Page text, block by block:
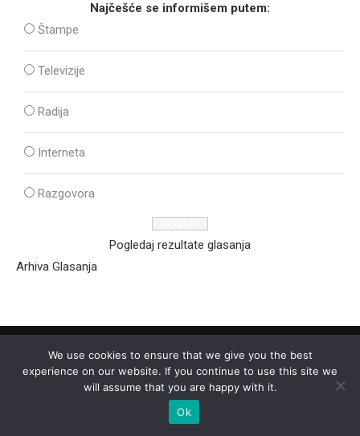
Najčešće se informišem putem:
Štampe
Televizije
Radija
Interneta
Razgovora
Pogledaj rezultate glasanja
Arhiva Glasanja
2025 - © - Ozon Media Sremska Mitrovica
We use cookies to ensure that we give you the best
experience on our website. If you continue to use this site we
will assume that you are happy with it.
Ok